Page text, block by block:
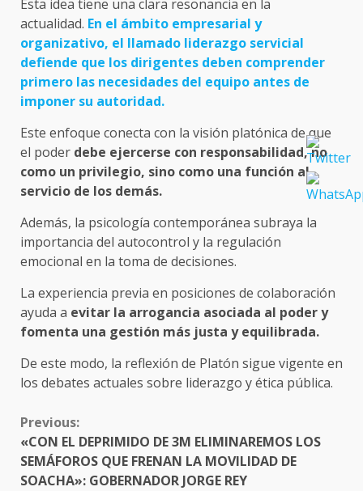
Esta idea tiene una clara resonancia en la
actualidad. En el ámbito empresarial y
organizativo, el llamado liderazgo servicial
defiende que los dirigentes deben comprender
primero las necesidades del equipo antes de
imponer su autoridad.
Este enfoque conecta con la visión platónica de que
el poder debe ejercerse con responsabilidad, no
como un privilegio, sino como una función al
servicio de los demás.
Además, la psicología contemporánea subraya la
importancia del autocontrol y la regulación
emocional en la toma de decisiones.
La experiencia previa en posiciones de colaboración
ayuda a evitar la arrogancia asociada al poder y
fomenta una gestión más justa y equilibrada.
De este modo, la reflexión de Platón sigue vigente en
los debates actuales sobre liderazgo y ética pública.
CONTINUE
READING
Previous:
«CON EL DEPRIMIDO DE 3M ELIMINAREMOS LOS
SEMÁFOROS QUE FRENAN LA MOVILIDAD DE
SOACHA»: GOBERNADOR JORGE REY